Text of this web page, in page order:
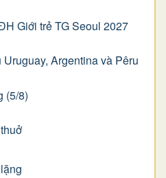
Giới trẻ TG Seoul 2027
Argentina và Pêru
(5/8)